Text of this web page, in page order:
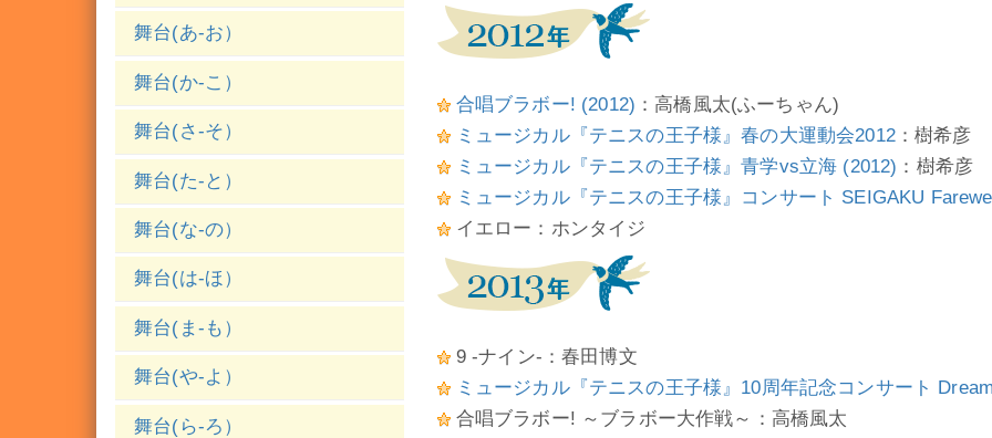
合唱ブラボー! (2012) ：高橋風太(ふーちゃん)
ミュージカル『テニスの王子様』春の大運動会2012：樹希彦
ミュージカル『テニスの王子様』青学vs立海 (2012) ：樹希彦
ミュージカル『テニスの王子様』コンサート SEIGAKU
イエロー：ホンタイジ
9 -ナイン-：春田博文
ミュージカル『テニスの王子様』10周年記念コンサート
合唱ブラボー! ～ブラボー大作戦～：高橋風太
舞台(あ-お）
舞台(か-こ）
舞台(さ-そ）
舞台(た-と）
舞台(な-の）
舞台(は-ほ）
舞台(ま-も）
舞台(や-よ）
舞台(ら-ろ）